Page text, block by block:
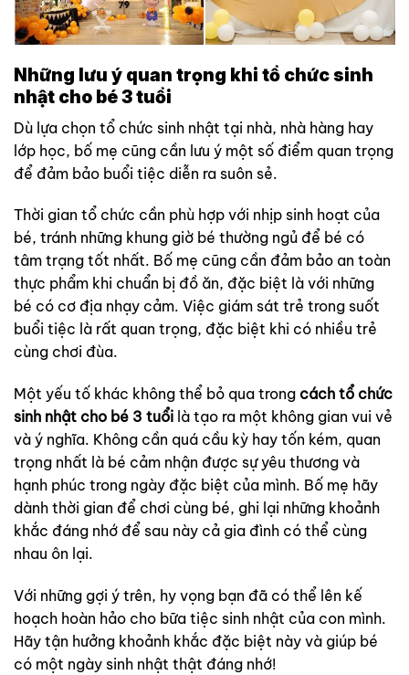
Những lưu ý quan trọng khi tổ chức sinh
nhật cho bé 3 tuổi
Dù lựa chọn tổ chức sinh nhật tại nhà, nhà hàng hay
lớp học, bố mẹ cũng cần lưu ý một số điểm quan trọng
để đảm bảo buổi tiệc diễn ra suôn sẻ.
Thời gian tổ chức cần phù hợp với nhịp sinh hoạt của
bé, tránh những khung giờ bé thường ngủ để bé có
tâm trạng tốt nhất. Bố mẹ cũng cần đảm bảo an toàn
thực phẩm khi chuẩn bị đồ ăn, đặc biệt là với những
bé có cơ địa nhạy cảm. Việc giám sát trẻ trong suốt
buổi tiệc là rất quan trọng, đặc biệt khi có nhiều trẻ
cùng chơi đùa.
Một yếu tố khác không thể bỏ qua trong cách tổ chức
sinh nhật cho bé 3 tuổi là tạo ra một không gian vui vẻ
và ý nghĩa. Không cần quá cầu kỳ hay tốn kém, quan
trọng nhất là bé cảm nhận được sự yêu thương và
hạnh phúc trong ngày đặc biệt của mình. Bố mẹ hãy
dành thời gian để chơi cùng bé, ghi lại những khoảnh
khắc đáng nhớ để sau này cả gia đình có thể cùng
nhau ôn lại.
Với những gợi ý trên, hy vọng bạn đã có thể lên kế
hoạch hoàn hảo cho bữa tiệc sinh nhật của con mình.
Hãy tận hưởng khoảnh khắc đặc biệt này và giúp bé
có một ngày sinh nhật thật đáng nhớ!